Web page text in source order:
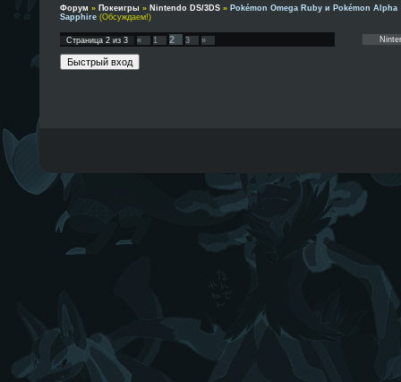
Форум » Покеигры » Nintendo DS/3DS » Pokémon Omega Ruby и Pokémon Alpha
Sapphire (Обсуждаем!)
Страница 2из 3 « 1 2 3 »